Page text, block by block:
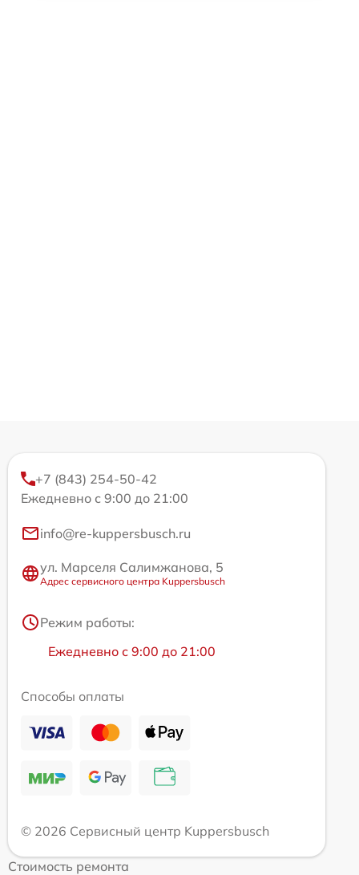
+7 (843) 254-50-42
Ежедневно с 9:00 до 21:00
info@re-kuppersbusch.ru
ул. Марселя Салимжанова, 5
Адрес сервисного центра Kuppersbusch
Режим работы:
Ежедневно с 9:00 до 21:00
Способы оплаты
© 2026 Сервисный центр Kuppersbusch
Стоимость ремонта